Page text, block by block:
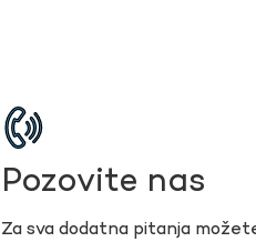
Pozovite nas
Za sva dodatna pitanja